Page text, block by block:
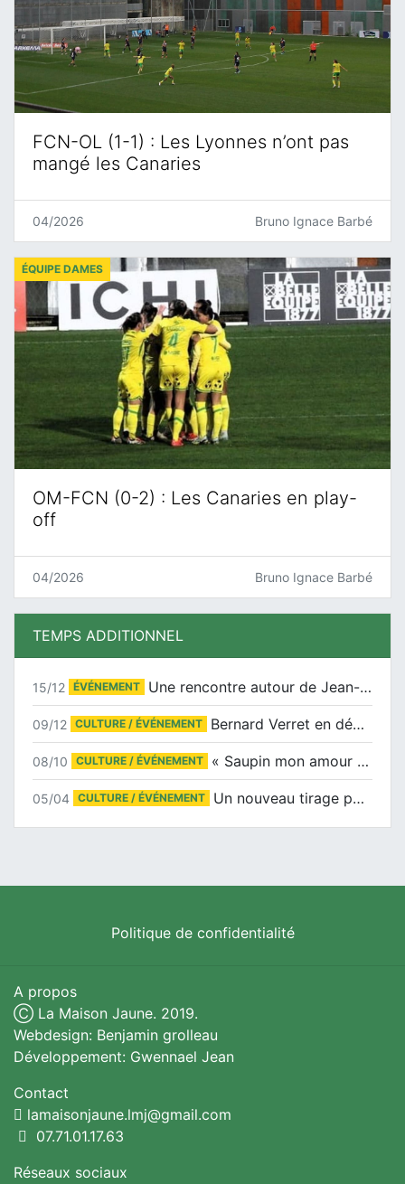
FCN-OL (1-1) : Les Lyonnes n’ont pas
mangé les Canaries
04/2026 Bruno Ignace Barbé
OM-FCN (0-2) : Les Canaries en play-
off
ÉQUIPE DAMES
04/2026 Bruno Ignace Barbé
TEMPS ADDITIONNEL
15/12 ÉVÉNEMENT Une rencontre autour de Jean-Claude Suaudeau
09/12 CULTURE / ÉVÉNEMENT Bernard Verret en dédicaces le samedi 13 décembre à l’Espace Culturel Atlantis
08/10 CULTURE / ÉVÉNEMENT « Saupin mon amour » au salon du livre de Trentemoult
05/04 CULTURE / ÉVÉNEMENT Un nouveau tirage pour le Docu-BD
Politique de confidentialité
A propos
Ⓒ La Maison Jaune. 2019.
Webdesign: Benjamin grolleau
Développement: Gwennael Jean
Contact
lamaisonjaune.lmj@gmail.com
07.71.01.17.63
Réseaux sociaux